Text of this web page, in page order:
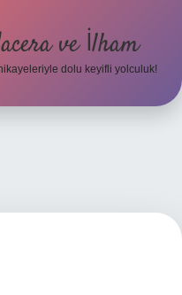
ve İlham
dolu keyifli yolculuk!